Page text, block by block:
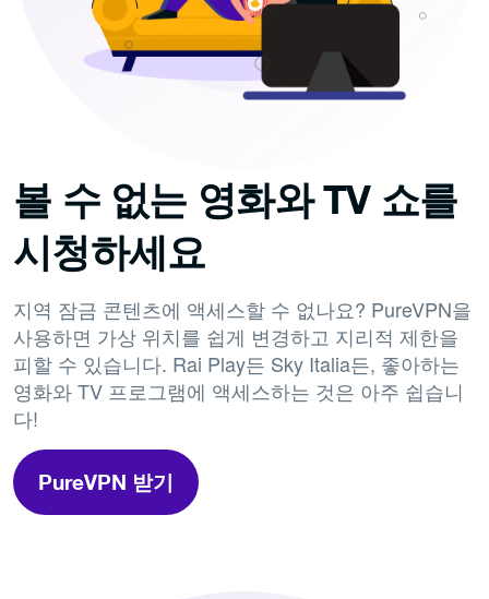
볼 수 없는 영화와 TV 쇼를
시청하세요
지역 잠금 콘텐츠에 액세스할 수 없나요? PureVPN을
사용하면 가상 위치를 쉽게 변경하고 지리적 제한을
피할 수 있습니다. Rai Play든 Sky Italia든, 좋아하는
영화와 TV 프로그램에 액세스하는 것은 아주 쉽습니
다!
PureVPN 받기